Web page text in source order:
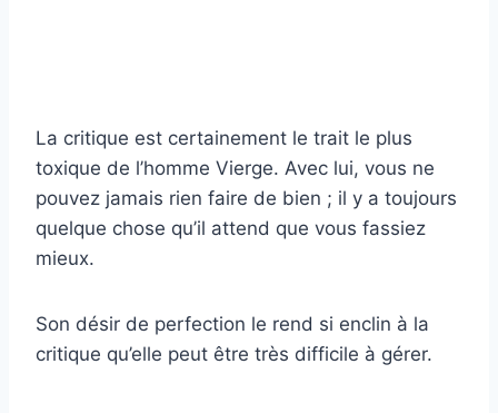
La critique est certainement le trait le plus
toxique de l’homme Vierge. Avec lui, vous ne
pouvez jamais rien faire de bien ; il y a toujours
quelque chose qu’il attend que vous fassiez
mieux.
Son désir de perfection le rend si enclin à la
critique qu’elle peut être très difficile à gérer.